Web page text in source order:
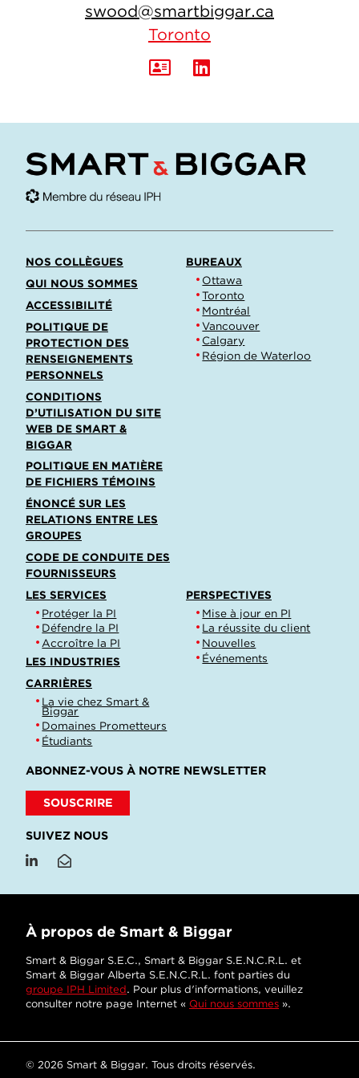
swood@smartbiggar.ca
Toronto
NOS COLLÈGUES
QUI NOUS SOMMES
ACCESSIBILITÉ
POLITIQUE DE
PROTECTION DES
RENSEIGNEMENTS
PERSONNELS
CONDITIONS
D’UTILISATION DU SITE
WEB DE SMART &
BIGGAR
POLITIQUE EN MATIÈRE
DE FICHIERS TÉMOINS
ÉNONCÉ SUR LES
RELATIONS ENTRE LES
GROUPES
CODE DE CONDUITE DES
FOURNISSEURS
BUREAUX
Ottawa
Toronto
Montréal
Vancouver
Calgary
Région de Waterloo
LES SERVICES
Protéger la PI
Défendre la PI
Accroître la PI
LES INDUSTRIES
PERSPECTIVES
Mise à jour en PI
La réussite du client
Nouvelles
Événements
CARRIÈRES
La vie chez Smart &
Biggar
Domaines Prometteurs
Étudiants
ABONNEZ-VOUS À NOTRE NEWSLETTER
SOUSCRIRE
SUIVEZ NOUS
À propos de Smart & Biggar
Smart & Biggar S.E.C., Smart & Biggar S.E.N.C.R.L. et
Smart & Biggar Alberta S.E.N.C.R.L. font parties du
groupe IPH Limited. Pour plus d'informations, veuillez
consulter notre page Internet « Qui nous sommes ».
© 2026 Smart & Biggar. Tous droits réservés.